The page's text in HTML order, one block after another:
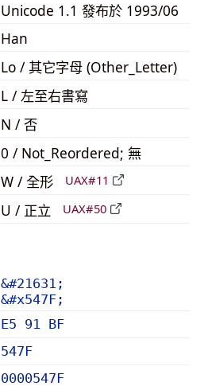
Unicode 1.1 發布於 1993/06
Han
Lo / 其它字母 (Other_Letter)
L / 左至右書寫
N / 否
0 / Not_Reordered; 無
W / 全形 UAX#11
U / 正立 UAX#50
&#21631;
&#x547F;
E5 91 BF
547F
0000547F